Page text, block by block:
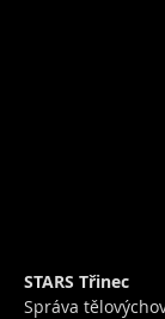
STARS Třinec
Správa